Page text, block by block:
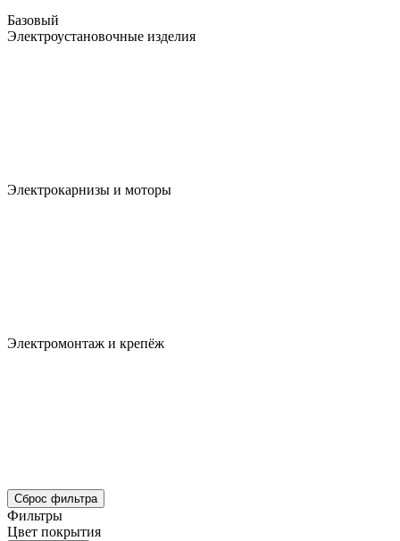
Базовый
Электроустановочные изделия
Электрокарнизы и моторы
Электромонтаж и крепёж
Сброс фильтра
Фильтры
Цвет покрытия